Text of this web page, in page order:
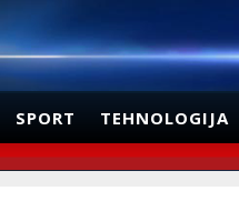
SPORT TEHNOLOGIJA